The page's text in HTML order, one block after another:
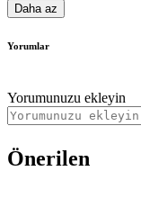
Daha az
Yorumlar
Yorumunuzu ekleyin
Önerilen